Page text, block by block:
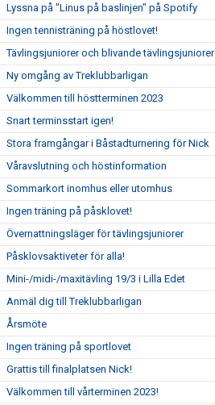
Lyssna på "Linus på baslinjen" på Spotify
Ingen tennisträning på höstlovet!
Tävlingsjuniorer och blivande tävlingsjuniorer
Ny omgång av Treklubbarligan
Välkommen till höstterminen 2023
Snart terminsstart igen!
Stora framgångar i Båstadturnering för Nick
Våravslutning och höstinformation
Sommarkort inomhus eller utomhus
Ingen träning på påsklovet!
Övernattningsläger för tävlingsjuniorer
Påsklovsaktiveter för alla!
Mini-/midi-/maxitävling 19/3 i Lilla Edet
Anmäl dig till Treklubbarligan
Årsmöte
Ingen träning på sportlovet
Grattis till finalplatsen Nick!
Välkommen till vårterminen 2023!